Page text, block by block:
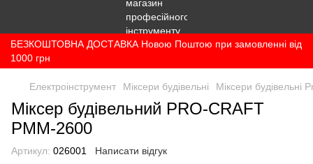
БЕЗКОШТОВНА ДОСТАВКА Новою Поштою при замовленні від
1000 грн
Електроінструмент Міксери будівельні Міксери будівельні
Міксер будівельний PRO-CRAFT
РММ-2600
Артикул: 026001 Написати відгук